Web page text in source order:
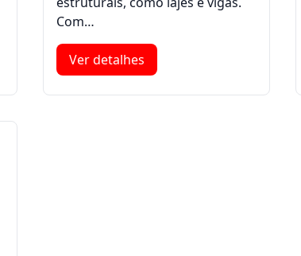
Com…
Ver detalhes